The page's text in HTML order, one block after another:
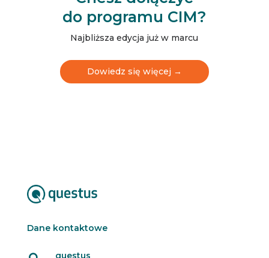
e
t
t
r
N
e
do programu CIM?
Najbliższa edycja już w marcu
Dowiedz się więcej →
Dane kontaktowe
questus